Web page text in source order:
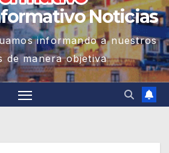
Noticias
informando a nuestros
de manera objetiva